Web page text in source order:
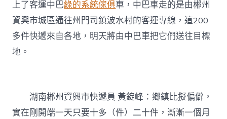
上了客運中巴綠的系統傢俱車，中巴車走的是由郴州
資興市城區通往州門司鎮波水村的客運專線，這200
多件快遞來自各地，明天將由中巴車把它們送往目標
地。
湖南郴州資興市快遞員 黃錠峰：鄉鎮比擬偏僻，
實在剛開端一天只要十多（件）二十件，漸漸一個月